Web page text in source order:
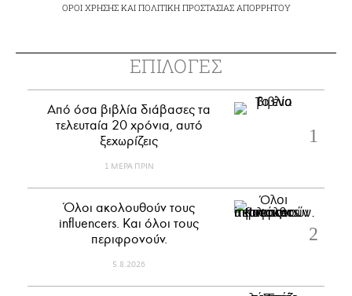
ΟΡΟΙ ΧΡΗΣΗΣΚΑΙ ΠΟΛΙΤΙΚΗ ΠΡΟΣΤΑΣΙΑΣ ΑΠΟΡΡΗΤΟΥ
ΕΠΙΛΟΓΕΣ
Από όσα βιβλία διάβασες τα
τελευταία 20 χρόνια, αυτό
ξεχωρίζεις
1 ΜΕΡΑ ΠΡΙΝ
Όλοι ακολουθούν τους
influencers. Και όλοι τους
περιφρονούν.
5.8.2026